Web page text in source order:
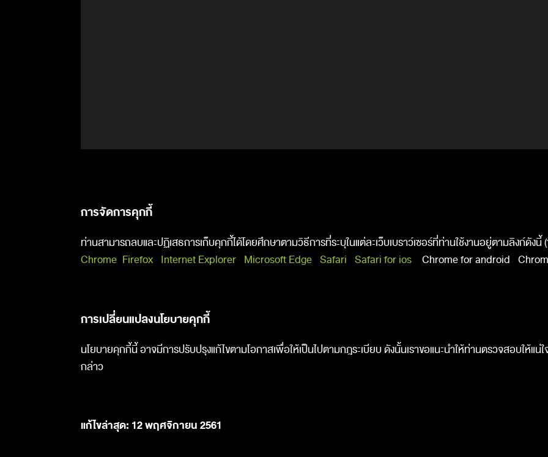
การจัดการคุกกี้
ท่านสามารถลบและปฏิเสธการเก็บคุกกี้ได้โดยศึกษาตามวิธีการที่ระบุในแต่ละเว็บเบราว์เซอร์ที่ท่านใช้งานอยู่ตามลิงก์ดั
Chrome Firefox Internet Explorer Microsoft Edge Safari Safari for ios Chrome for android
การเปลี่ยนแปลงนโยบายคุกกี้
นโยบายคุกกี้นี้ อาจมีการปรับปรุงแก้ไขตามโอกาสเพื่อให้เป็นไปตามกฎระเบียบ ดังนั้นเราขอแนะนำให้ท่านตรวจสอบให้แน่
กล่าว
แก้ไขล่าสุด: 12 พฤศจิกายน 2561